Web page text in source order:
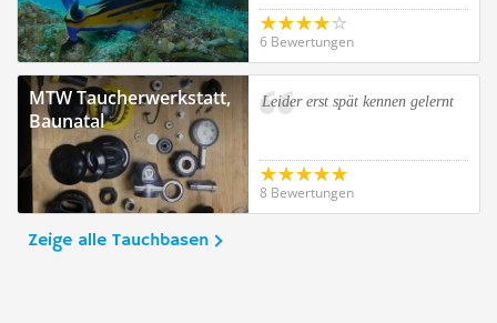
6 Bewertungen
MTW Taucherwerkstatt,
Baunatal
Leider erst spät kennen gelernt
8 Bewertungen
Zeige alle Tauchbasen